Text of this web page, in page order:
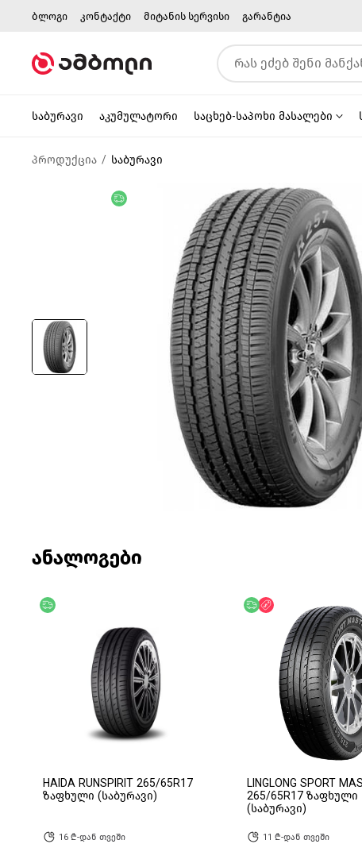
ბლოგი კონტაქტი მიტანის სერვისი გარანტია
საბურავი აკუმულატორი საცხებ-საპოხი მასალები
პროდუქცია საბურავი
ანალოგები
HAIDA RUNSPIRIT 265/65R17
ზაფხული (საბურავი)
16 ₾-დან თვეში
უფასო მიწოდება
ფასდაკლება
LINGLONG SPORT
265/65R17 ზაფხული
(საბურავი)
11 ₾-დან თვეში